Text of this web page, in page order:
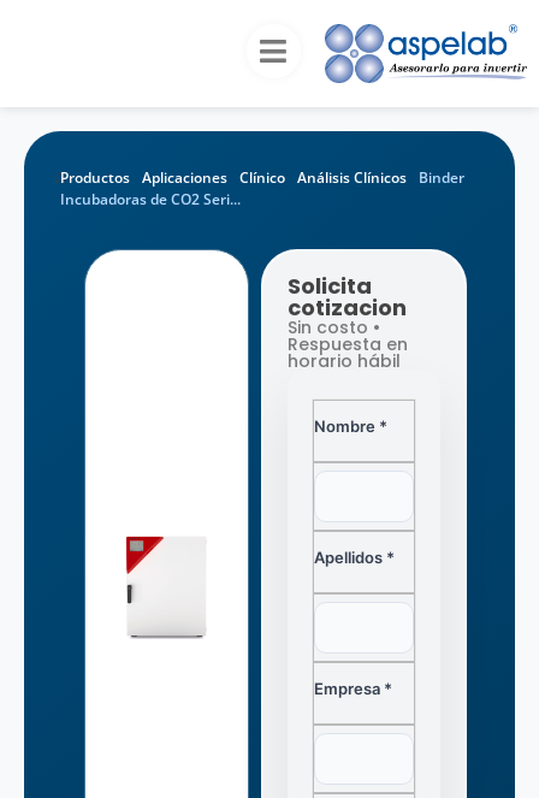
Productos Aplicaciones Clínico Análisis Clínicos
Binder
Incubadoras de CO2 Seri...
Solicita
cotizacion
Sin costo •
Respuesta en
horario hábil
Nombre *
Apellidos *
Empresa *